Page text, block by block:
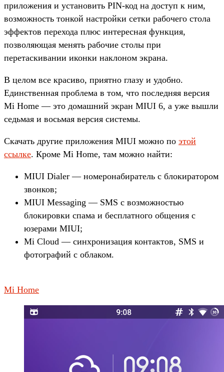
приложения и установить PIN-код на доступ к ним,
возможность тонкой настройки сетки рабочего стола
эффектов перехода плюс интересная функция,
позволяющая менять рабочие столы при
перетаскивании иконки наклоном экрана.
В целом все красиво, приятно глазу и удобно.
Единственная проблема в том, что последняя версия
Mi Home — это домашний экран MIUI 6, а уже вышли
седьмая и восьмая версия системы.
Скачать другие приложения MIUI можно по этой
ссылке. Кроме Mi Home, там можно найти:
MIUI Dialer — номеронабиратель с блокиратором
звонков;
MIUI Messaging — SMS с возможностью
блокировки спама и бесплатного общения с
юзерами MIUI;
Mi Cloud — синхронизация контактов, SMS и
фотографий с облаком.
Mi Home